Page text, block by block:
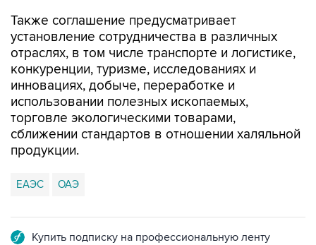
Также соглашение предусматривает
установление сотрудничества в различных
отраслях, в том числе транспорте и логистике,
конкуренции, туризме, исследованиях и
инновациях, добыче, переработке и
использовании полезных ископаемых,
торговле экологическими товарами,
сближении стандартов в отношении халяльной
продукции.
ЕАЭС ОАЭ
Купить подписку на профессиональную ленту